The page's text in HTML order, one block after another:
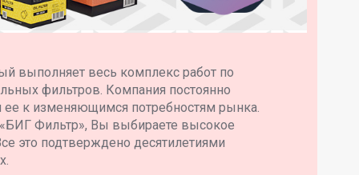
выполняет весь комплекс работ по
фильтров. Компания постоянно
ее к изменяющимся потребностям рынка.
Фильтр», Вы выбираете высокое
это подтверждено десятилетиями